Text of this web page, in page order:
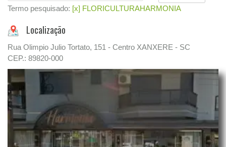
Termo pesquisado: [x] FLORICULTURAHARMONIA
Localização
Rua Olimpio Julio Tortato, 151 - Centro XANXERE - SC
CEP.: 89820-000